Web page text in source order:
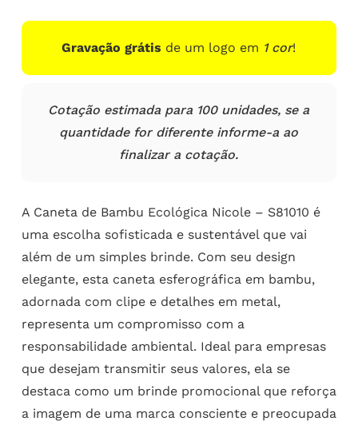
clientes
Gravação grátis de um logo em 1 cor!
Cotação estimada para 100 unidades, se a
quantidade for diferente informe-a ao
finalizar a cotação.
A Caneta de Bambu Ecológica Nicole – S81010 é
uma escolha sofisticada e sustentável que vai
além de um simples brinde. Com seu design
elegante, esta caneta esferográfica em bambu,
adornada com clipe e detalhes em metal,
representa um compromisso com a
responsabilidade ambiental. Ideal para empresas
que desejam transmitir seus valores, ela se
destaca como um brinde promocional que reforça
a imagem de uma marca consciente e preocupada